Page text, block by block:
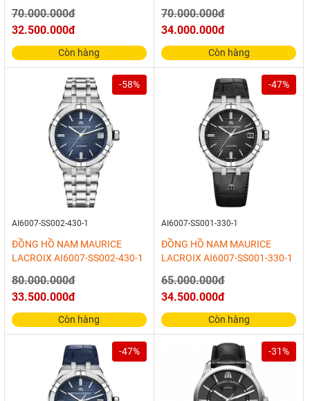
70.000.000đ
32.500.000đ
Còn hàng
70.000.000đ
34.000.000đ
Còn hàng
-58%
AI6007-SS002-430-1
ĐỒNG HỒ NAM MAURICE
LACROIX AI6007-SS002-430-1
80.000.000đ
33.500.000đ
Còn hàng
-47%
AI6007-SS001-330-1
ĐỒNG HỒ NAM MAURICE
LACROIX AI6007-SS001-330-1
65.000.000đ
34.500.000đ
Còn hàng
-47% -31%